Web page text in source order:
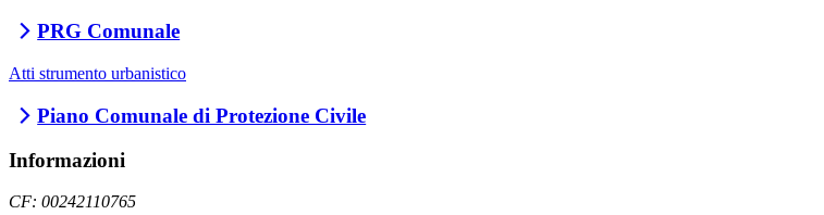
PRG Comunale
Atti strumento urbanistico
Piano Comunale di Protezione Civile
Informazioni
CF: 00242110765